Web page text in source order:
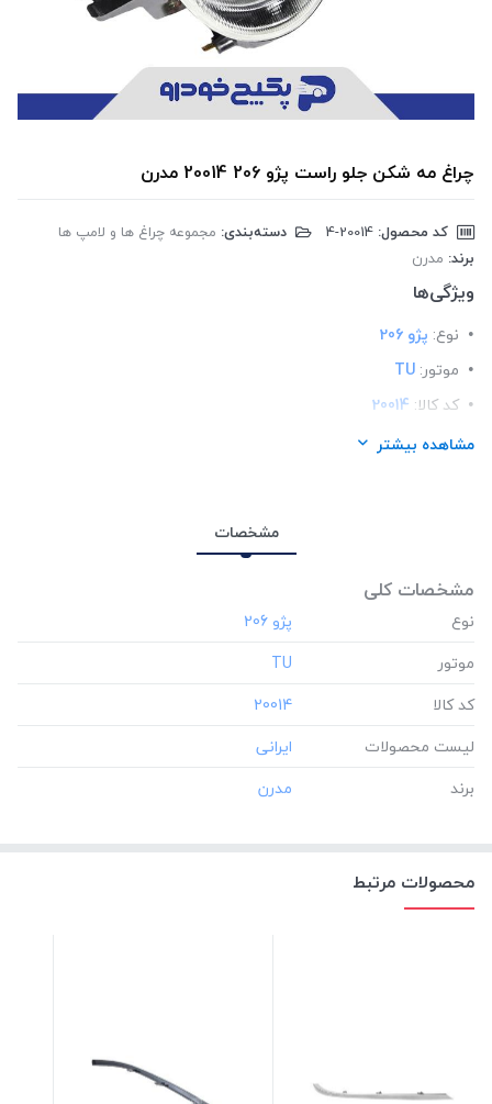
چراغ مه شکن جلو راست پژو 206 20014 مدرن
کد محصول: دسته‌بندی: مجموعه چراغ ها و لامپ ها
برند: مدرن
ویژگی‌ها
نوع: پژو 206
موتور: TU
کد کالا: 20014
لیست محصولات:
مشاهده بیشتر
مشخصات
مشخصات کلی
نوع
موتور
‎TU
کد کالا
‎20014
لیست محصولات
برند
محصولات مرتبط